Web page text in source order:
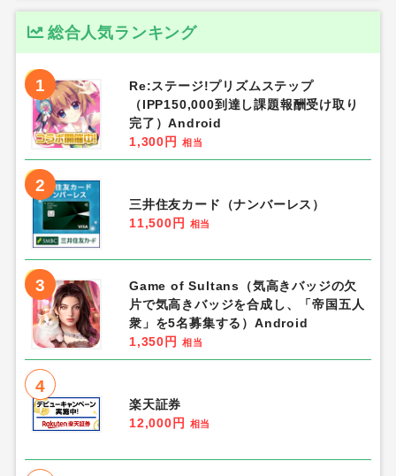
総合人気ランキング
1
Re:ステージ!プリズムステップ
（IPP150,000到達し課題報酬受け取り
完了）Android
1,300円
相当
2
三井住友カード（ナンバーレス）
11,500円
相当
3
Game of Sultans（気高きバッジの欠
片で気高きバッジを合成し、「帝国五人
衆」を5名募集する）Android
1,350円
相当
4
楽天証券
12,000円
相当